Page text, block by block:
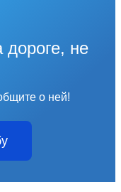
дороге, не
о ней!